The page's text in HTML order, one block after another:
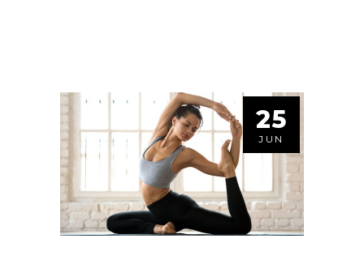
25
JUN